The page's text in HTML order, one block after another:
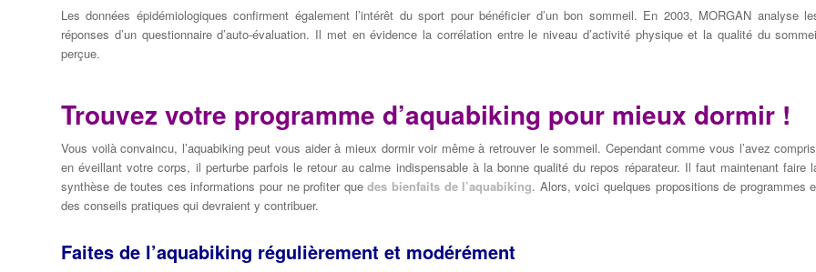
Les données épidémiologiques confirment également l’intérêt du sport pour bénéficier d’un bon sommeil. En 2003, MORGAN analyse
réponses d’un questionnaire d’auto-évaluation. Il met en évidence la corrélation entre le niveau d’activité physique et la qualité du
perçue.
Trouvez votre programme d’aquabiking pour mieux dormir !
Vous voilà convaincu, l’aquabiking peut vous aider à mieux dormir voir même à retrouver le sommeil. Cependant comme vous l’avez
en éveillant votre corps, il perturbe parfois le retour au calme indispensable à la bonne qualité du repos réparateur. Il faut maintenant faire
synthèse de toutes ces informations pour ne profiter quedes bienfaits de l’aquabiking. Alors, voici quelques propositions de programmes
des conseils pratiques qui devraient y contribuer.
Faites de l’aquabiking régulièrement et modérément